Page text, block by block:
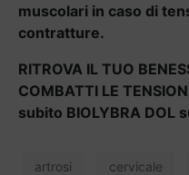
muscolari in caso di
contratture.
RITROVA IL TUO
COMBATTI LE
subito BIOLYBRA DOL
artrosi cervicale